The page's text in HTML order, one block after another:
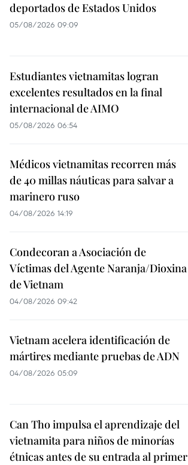
deportados de Estados Unidos
05/08/2026 09:09
Estudiantes vietnamitas logran
excelentes resultados en la final
internacional de AIMO
05/08/2026 06:54
Médicos vietnamitas recorren más
de 40 millas náuticas para salvar a
marinero ruso
04/08/2026 14:19
Condecoran a Asociación de
Víctimas del Agente Naranja/Dioxina
de Vietnam
04/08/2026 09:42
Vietnam acelera identificación de
mártires mediante pruebas de ADN
04/08/2026 05:09
Can Tho impulsa el aprendizaje del
vietnamita para niños de minorías
étnicas antes de su entrada al primer